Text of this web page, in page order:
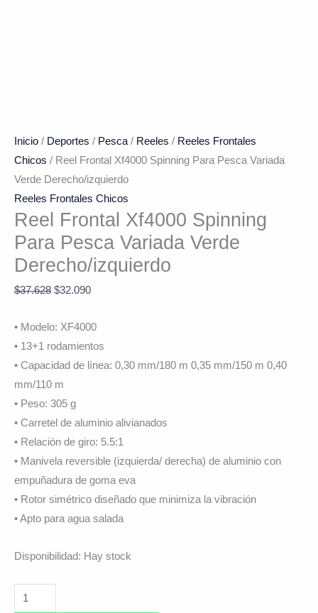
Inicio / Deportes / Pesca/ Reeles / Reeles Frontales
Chicos / Reel Frontal Xf4000 Spinning Para Pesca Variada
Verde Derecho/izquierdo
Reeles Frontales Chicos
Reel Frontal Xf4000 Spinning
Para Pesca Variada Verde
Derecho/izquierdo
$37.628 $32.090
• Modelo: XF4000
• 13+1 rodamientos
• Capacidad de línea: 0,30 mm/180 m 0,35 mm/150 m 0,40
mm/110 m
• Peso: 305 g
• Carretel de aluminio alivianados
• Relación de giro: 5.5:1
• Manivela reversible (izquierda/ derecha) de aluminio con
empuñadura de goma eva
• Rotor simétrico diseñado que minimiza la vibración
• Apto para agua salada
Disponibilidad: Hay stock